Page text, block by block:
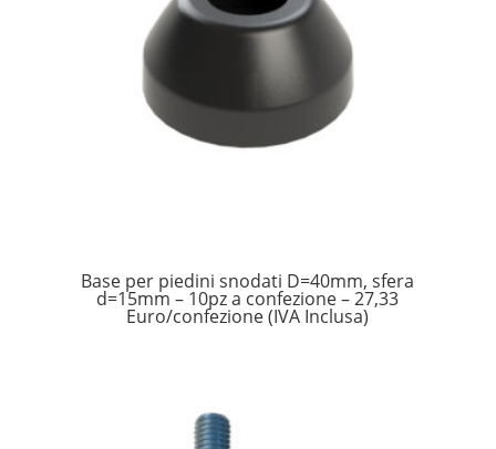
Base per piedini snodati D=40mm, sfera
d=15mm – 10pz a confezione – 27,33
Euro/confezione (IVA Inclusa)